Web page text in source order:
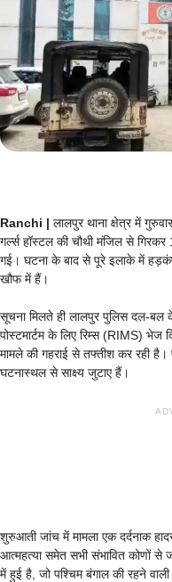
Ranchi | लालपुर थाना क्षेत्र में
गर्ल्स हॉस्टल की चौथी मंजिल से गिरकर
गई। घटना के बाद से पूरे इलाके में
खौफ में हैं।
सूचना मिलते ही लालपुर पुलिस दल-
पोस्टमार्टम के लिए रिम्स (RIMS) भेज
मामले की गहराई से तफ्तीश कर रही
घटनास्थल से साक्ष्य जुटाए हैं।
शुरुआती जांच में मामला एक दर्दनाक
आत्महत्या समेत सभी संभावित कोणों
में हुई है, जो पश्चिम बंगाल की रहने वाली